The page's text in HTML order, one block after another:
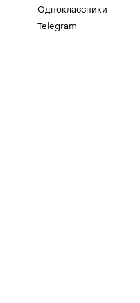
Одноклассники
Telegram